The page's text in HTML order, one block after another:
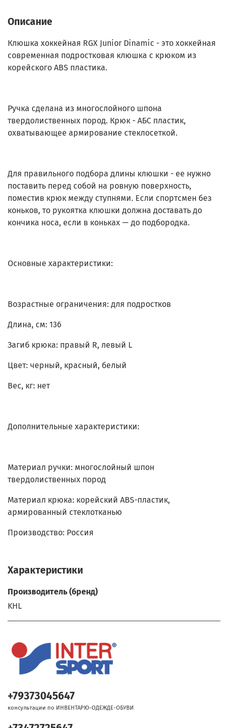
Описание
Клюшка хоккейная RGX Junior Dinamic - это хоккейная
современная подростковая клюшка с крюком из
корейского ABS пластика.
Ручка сделана из многослойного шпона
твердолиственных пород. Крюк - АБС пластик,
охватывающее армирование стеклосеткой.
Для правильного подбора длины клюшки - ее нужно
поставить перед собой на ровную поверхность,
поместив крюк между ступнями. Если спортсмен без
коньков, то рукоятка клюшки должна доставать до
кончика носа, если в коньках — до подбородка.
Основные характеристики:
Возрастные ограничения: для подростков
Длина, см: 136
Загиб крюка: правый R, левый L
Цвет: черный, красный, белый
Вес, кг: нет
Дополнительные характеристики:
Материал ручки: многослойный шпон
твердолиственных пород
Материал крюка: корейский АВS-пластик,
армированный стеклотканью
Производство: Россия
Характеристики
Производитель (бренд)
KHL
+79373045647
консультации по ИНВЕНТАРЮ-ОДЕЖДЕ-ОБУВИ